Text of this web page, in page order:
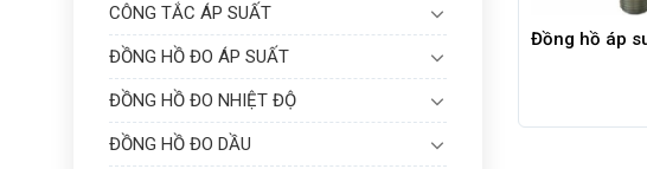
CÔNG TẮC ÁP SUẤT
ĐỒNG HỒ ĐO ÁP SUẤT
ĐỒNG HỒ ĐO NHIỆT ĐỘ
ĐỒNG HỒ ĐO DẦU
Đồng hồ áp